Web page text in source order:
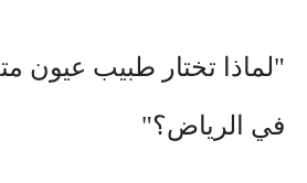
"لماذا تختار طبيب عيون
في الرياض؟"